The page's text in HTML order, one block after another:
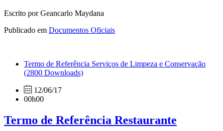
Escrito por Geancarlo Maydana
Publicado em Documentos Oficiais
Termo de Referência Serviços de Limpeza e Conservação
(2800 Downloads)
12/06/17
00h00
Termo de Referência Restaurante